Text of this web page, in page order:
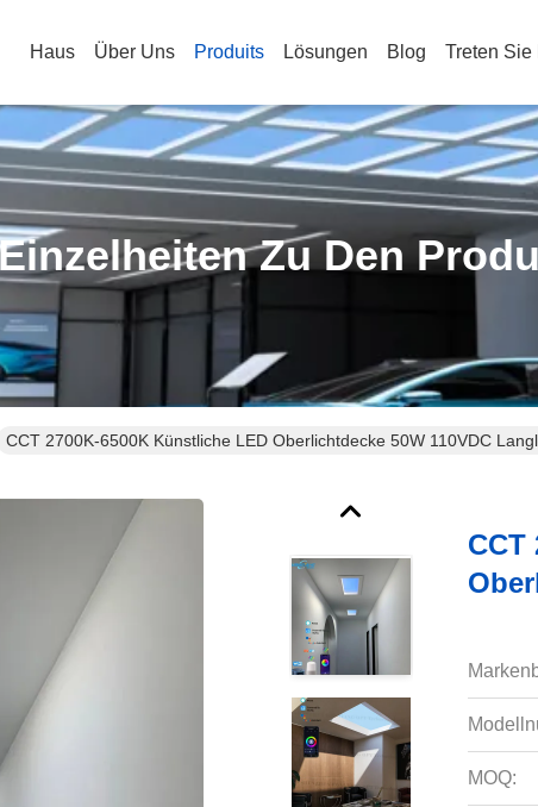
Haus Über Uns Produits Lösungen Blog Treten Sie
Zu Den
CCT 2700K-6500K Künstliche LED Oberlichtdecke 50W 110VDC
CCT
MOQ: